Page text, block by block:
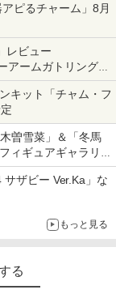
ピるチャーム」8月
レビュー
アームガトリングの
ト化！
キット「チャム・フ
曽雪菜」＆「冬馬
ィギュアギャラリー
ザビー Ver.Ka」な
もっと見る
る